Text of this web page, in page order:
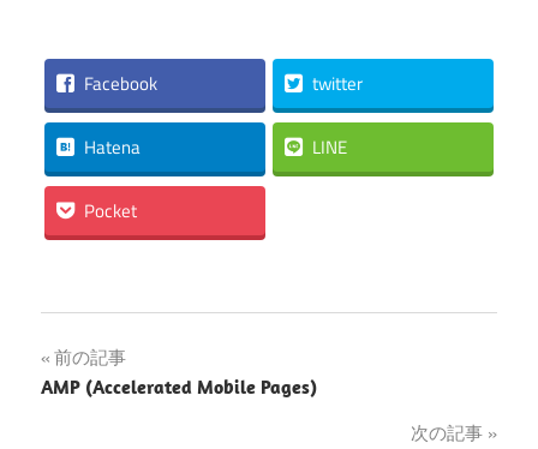
Facebook twitter
Hatena LINE
Pocket
投
稿
前の記事
AMP (Accelerated Mobile Pages)
次の記事